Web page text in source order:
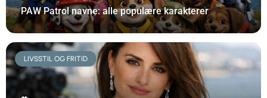
PAW Patrol navne: alle populære karakterer
LIVSSTIL OG FRITID